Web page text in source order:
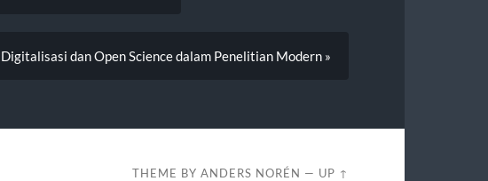
Digitalisasi dan Open Science dalam Penelitian Modern »
THEME BYANDERS NORÉN — UP ↑